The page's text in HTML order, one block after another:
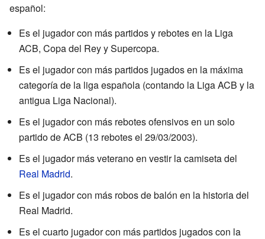
español:
Es el jugador con más partidos y rebotes en la Liga
ACB, Copa del Rey y Supercopa.
Es el jugador con más partidos jugados en la máxima
categoría de la liga española (contando la Liga ACB y la
antigua Liga Nacional).
Es el jugador con más rebotes ofensivos en un solo
partido de ACB (13 rebotes el 29/03/2003).
Es el jugador más veterano en vestir la camiseta del
Real Madrid.
Es el jugador con más robos de balón en la historia del
Real Madrid.
Es el cuarto jugador con más partidos jugados con la